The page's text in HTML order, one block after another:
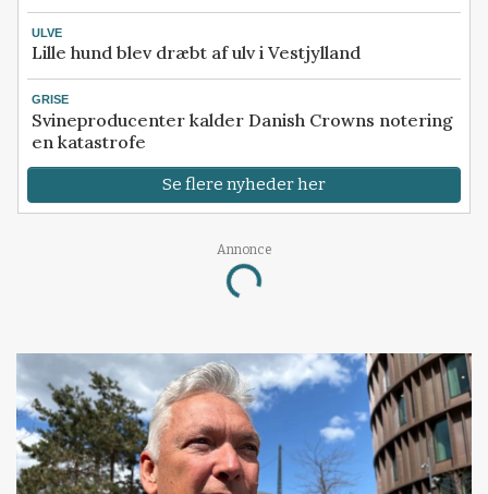
ULVE
Lille hund blev dræbt af ulv i Vestjylland
GRISE
Svineproducenter kalder Danish Crowns notering
en katastrofe
Se flere nyheder her
Annonce
Loading...